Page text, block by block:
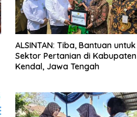
ALSINTAN: Tiba, Bantuan untuk
Sektor Pertanian di Kabupaten
Kendal, Jawa Tengah